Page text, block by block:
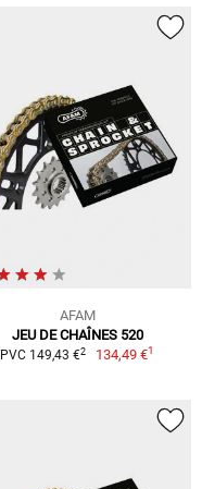
AFAM
JEU DE CHAÎNES 520
PVC 149,43 €2 134,49 €1